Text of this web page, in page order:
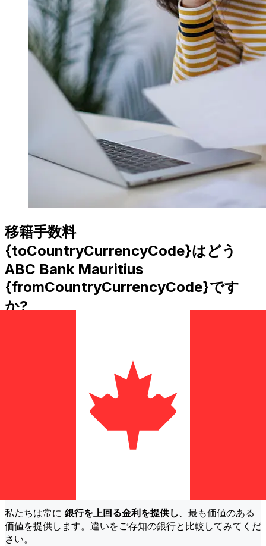
移籍手数料
{toCountryCurrencyCode}はどう
ABC Bank Mauritius
{fromCountryCurrencyCode}です
か?
手数料が低く、為替レートも良いです。Xeと ABC Bank
Mauritius 手数料を比較するために比較表を確認してくださ
なぜ従来の銀行ではなくXeで送金する
私たちは常に 銀行を上回る金利を提供し 、最も価値のある
価値を提供します。違いをご存知の銀行と比較してみてくだ
さい。